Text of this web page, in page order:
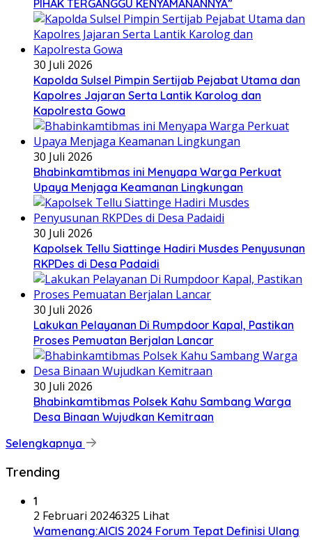
PIHAK TERGANGGU KENYAMANANNYA”
30 Juli 2026
Kapolda Sulsel Pimpin Sertijab Pejabat Utama dan
Kapolres Jajaran Serta Lantik Karolog dan
Kapolresta Gowa
30 Juli 2026
Bhabinkamtibmas ini Menyapa Warga Perkuat
Upaya Menjaga Keamanan Lingkungan
30 Juli 2026
Kapolsek Tellu Siattinge Hadiri Musdes Penyusunan
RKPDes di Desa Padaidi
30 Juli 2026
Lakukan Pelayanan Di Rumpdoor Kapal, Pastikan
Proses Pemuatan Berjalan Lancar
30 Juli 2026
Bhabinkamtibmas Polsek Kahu Sambang Warga
Desa Binaan Wujudkan Kemitraan
Selengkapnya
Trending
1
2 Februari 20246325 Lihat
Wamenang:AICIS 2024 Forum Tepat Definisi Ulang